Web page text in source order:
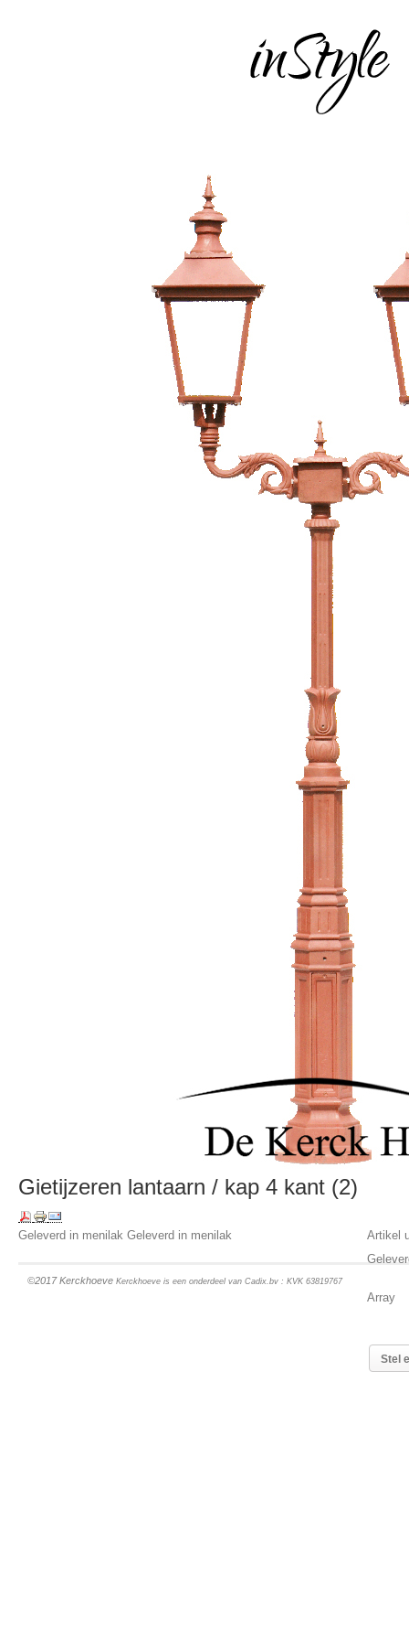
Gietijzeren lantaarn / kap 4 kant (2)
Artikel
Array
Stel
Geleverd in menilak Geleverd in menilak
©2017 KerckhoeveKerckhoeve is een onderdeel van Cadix.bv : KVK 63819767